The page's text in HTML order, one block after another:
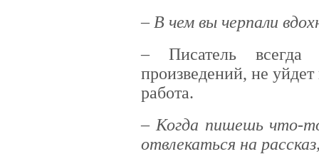
– В чем вы черпали
– Писатель
произведений, не
работа.
– Когда пишешь что-
отвлекаться на